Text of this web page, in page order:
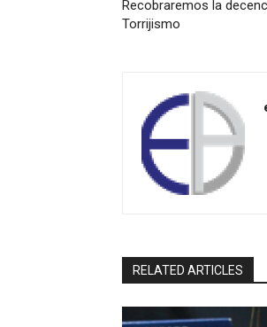
Recobraremos la
Torrijismo
RELATED ARTICLES